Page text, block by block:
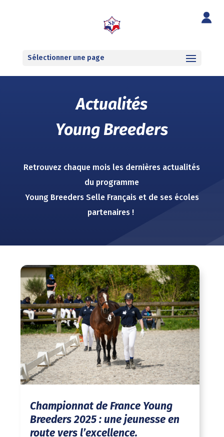
Sélectionner une page
Actualités
Young Breeders
Retrouvez chaque mois les dernières actualités
du programme
Young Breeders Selle Français et de ses écoles
partenaires !
Championnat de France Young
Breeders 2025 : une jeunesse en
route vers l’excellence.